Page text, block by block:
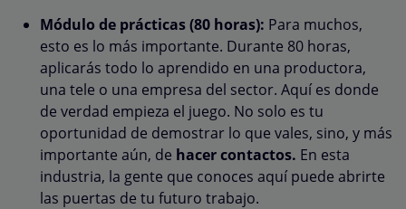
Módulo de prácticas (80 horas): Para muchos,
esto es lo más importante. Durante 80 horas,
aplicarás todo lo aprendido en una productora,
una tele o una empresa del sector. Aquí es donde
de verdad empieza el juego. No solo es tu
oportunidad de demostrar lo que vales, sino, y más
importante aún, de hacer contactos. En esta
industria, la gente que conoces aquí puede abrirte
las puertas de tu futuro trabajo.